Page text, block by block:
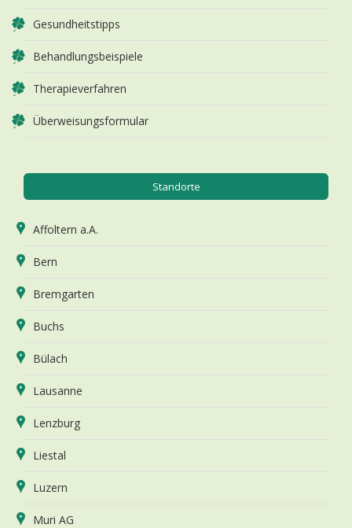
Gesundheitstipps
Behandlungsbeispiele
Therapieverfahren
Überweisungsformular
Standorte
Affoltern a.A.
Bern
Bremgarten
Buchs
Bülach
Lausanne
Lenzburg
Liestal
Luzern
Muri AG